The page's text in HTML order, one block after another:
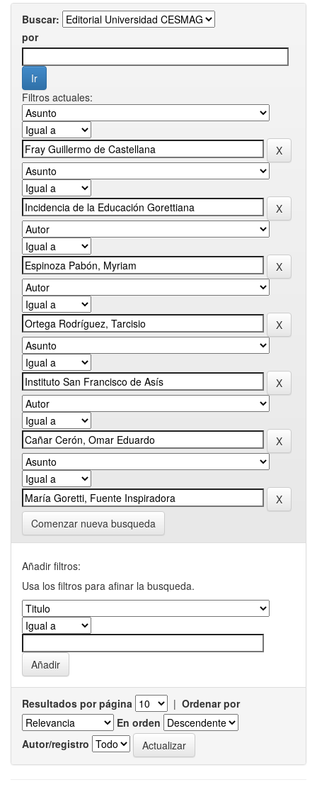
Buscar:
por
Filtros actuales:
Comenzar nueva busqueda
Añadir filtros:
Usa los filtros para afinar la busqueda.
Resultados por página | Ordenar por
En orden
Autor/registro